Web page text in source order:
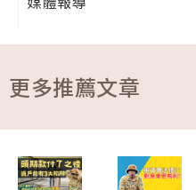
更多推薦文章